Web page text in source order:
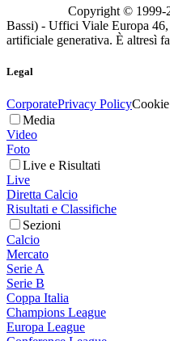
Copyright © 1999-
Bassi) - Uffici Viale Europa
artificiale generativa. È altresì
Legal
CorporatePrivacy Policy
Media
Video
Foto
Live e Risultati
Live
Diretta Calcio
Risultati e Classifiche
Sezioni
Calcio
Mercato
Serie A
Serie B
Coppa Italia
Champions League
Europa League